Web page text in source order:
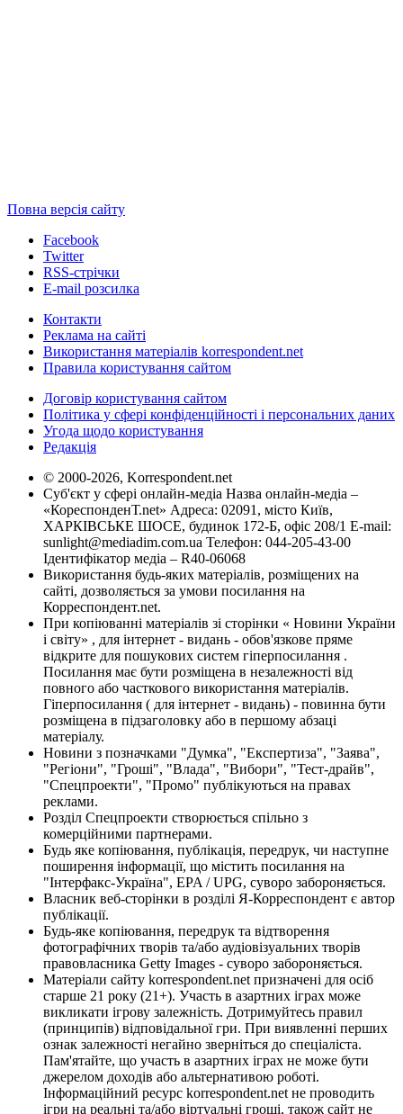
Повна версія сайту
Facebook
Twitter
RSS-стрічки
E-mail розсилка
Контакти
Реклама на сайті
Використання матеріалів korrespondent.net
Правила користування сайтом
Договір користування сайтом
Політика у сфері конфіденційності і персональних даних
Угода щодо користування
Редакція
© 2000-2026, Korrespondent.net
Суб'єкт у сфері онлайн-медіа Назва онлайн-медіа –
«КореспонденТ.net» Адреса: 02091, місто Київ,
ХАРКІВСЬКЕ ШОСЕ, будинок 172-Б, офіс 208/1 E-mail:
sunlight@mediadim.com.ua Телефон: 044-205-43-00
Ідентифікатор медіа – R40-06068
Використання будь-яких матеріалів, розміщених на
сайті, дозволяється за умови посилання на
Корреспондент.net.
При копіюванні матеріалів зі сторінки « Новини України
і світу» , для інтернет - видань - обов'язкове пряме
відкрите для пошукових систем гіперпосилання .
Посилання має бути розміщена в незалежності від
повного або часткового використання матеріалів.
Гіперпосилання ( для інтернет - видань) - повинна бути
розміщена в підзаголовку або в першому абзаці
матеріалу.
Новини з позначками "Думка", "Експертиза", "Заява",
"Регіони", "Гроші", "Влада", "Вибори", "Тест-драйв",
"Спецпроекти", "Промо" публікуються на правах
реклами.
Розділ Спецпроекти створюється спільно з
комерційними партнерами.
Будь яке копіювання, публікація, передрук, чи наступне
поширення інформації, що містить посилання на
"Інтерфакс-Україна", EPA / UPG, суворо забороняється.
Власник веб-сторінки в розділі Я-Корреспондент є автор
публікації.
Будь-яке копіювання, передрук та відтворення
фотографічних творів та/або аудіовізуальних творів
правовласника Getty Images - суворо забороняється.
Матеріали сайту korrespondent.net призначені для осіб
старше 21 року (21+). Участь в азартних іграх може
викликати ігрову залежність. Дотримуйтесь правил
(принципів) відповідальної гри. При виявленні перших
ознак залежності негайно зверніться до спеціаліста.
Пам'ятайте, що участь в азартних іграх не може бути
джерелом доходів або альтернативою роботі.
Інформаційний ресурс korrespondent.net не проводить
ігри на реальні та/або віртуальні гроші, також сайт не